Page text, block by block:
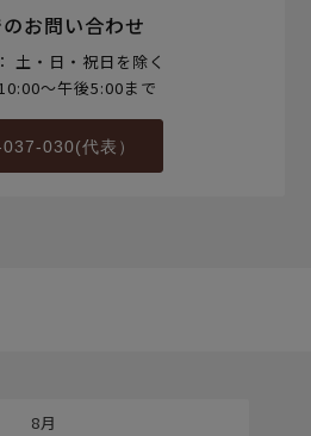
お問い合わせ
土・日・祝日を除く
～午後5:00まで
030(代表）
8月